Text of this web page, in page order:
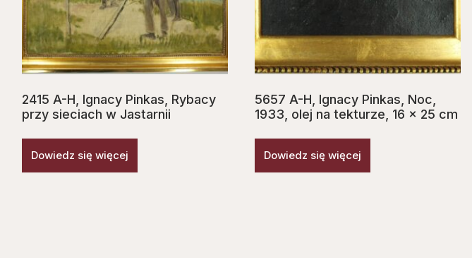
2415 A-H, Ignacy Pinkas, Rybacy
przy sieciach w Jastarnii
Dowiedz się więcej
5657 A-H, Ignacy Pinkas, Noc,
1933, olej na tekturze, 16 x 25 cm
Dowiedz się więcej